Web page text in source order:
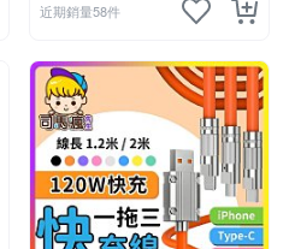
近期銷量58件